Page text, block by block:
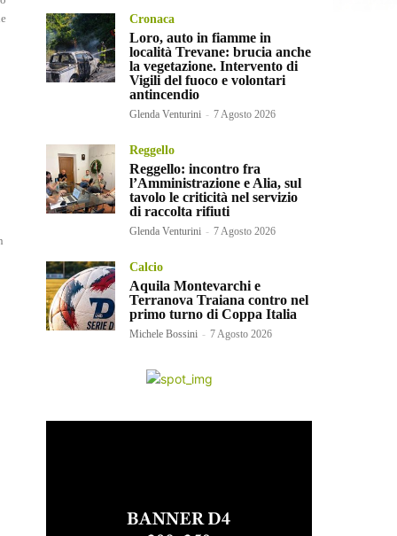
Cronaca
Loro, auto in fiamme in
località Trevane: brucia anche
la vegetazione. Intervento di
Vigili del fuoco e volontari
antincendio
Glenda Venturini - 7 Agosto 2026
Reggello
Reggello: incontro fra
l’Amministrazione e Alia, sul
tavolo le criticità nel servizio
di raccolta rifiuti
Glenda Venturini - 7 Agosto 2026
Calcio
Aquila Montevarchi e
Terranova Traiana contro nel
primo turno di Coppa Italia
Michele Bossini - 7 Agosto 2026